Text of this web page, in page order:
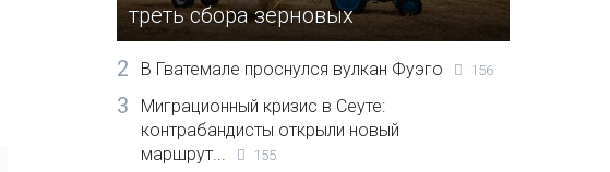
треть сбора зерновых
2 В Гватемале проснулся вулкан Фуэго 156
3
Миграционный кризис в Сеуте:
контрабандисты открыли новый
маршрут...
155